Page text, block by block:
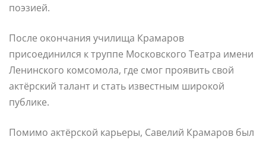
поэзией.
После окончания училища Крамаров
присоединился к труппе Московского Театра имени
Ленинского комсомола, где смог проявить свой
актёрский талант и стать известным широкой
публике.
Помимо актёрской карьеры, Савелий Крамаров был